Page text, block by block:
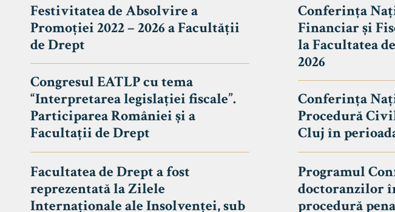
Avizier Studenți
Festivitatea de Absolvire a
Promoției 2022 – 2026 a Facultății
de Drept
Congresul EATLP cu tema
“Interpretarea legislației fiscale”.
Participarea României și a
Facultații de Drept
Facultatea de Drept a fost
reprezentată la Zilele
Internaționale ale Insolvenței, sub
Conferința
Financiar și
la Facultatea
2026
Conferința
Procedură
Cluj în
Programul
doctoranzilor
procedură